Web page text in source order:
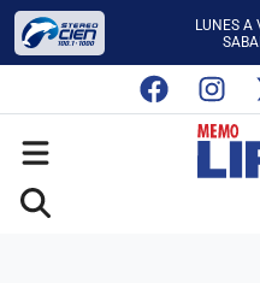
LUNES A
CON
LUNES